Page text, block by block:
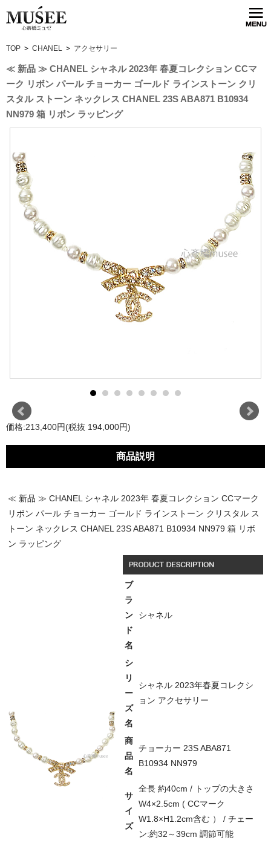
TOP > CHANEL > アクセサリー
≪ 新品 ≫ CHANEL シャネル 2023年 春夏コレクション CCマ
ーク リボン パール チョーカー ゴールド ラインストーン クリ
スタル ストーン ネックレス CHANEL 23S ABA871 B10934
NN979 箱 リボン ラッピング
価格:213,400円(税抜 194,000円)
商品説明
≪ 新品 ≫ CHANEL シャネル 2023年 春夏コレクション CCマーク
リボン パール チョーカー ゴールド ラインストーン クリスタル ス
トーン ネックレス CHANEL 23S ABA871 B10934 NN979 箱 リボ
ン ラッピング
ブ
ラ
ン
ド
名
シャネル
シ
リ
ー
ズ
名
シャネル 2023年春夏コレクシ
ョン アクセサリー
商
品
名
チョーカー 23S ABA871
B10934 NN979
サ
イ
ズ
全長 約40cm / トップの大きさ
W4×2.5cm ( CCマーク
W1.8×H1.2cm含む ） / チェー
ン:約32～39cm 調節可能